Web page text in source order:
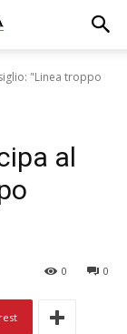
"Linea troppo
al
0
0